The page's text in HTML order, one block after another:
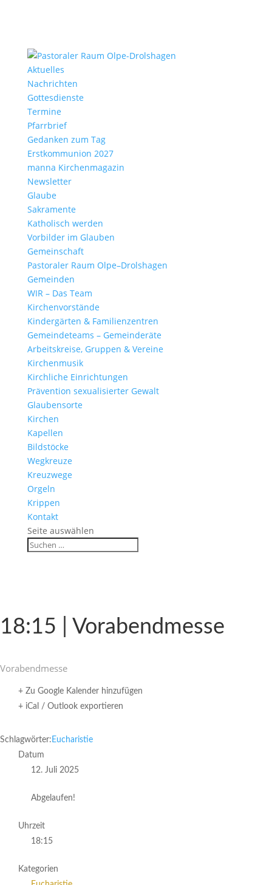
Aktu­elles
Nach­richten
Gottes­dienste
Termine
Pfarr­brief
Gedanken zum Tag
Erst­kom­mu­nion 2027
manna Kirchen­ma­gazin
News­letter
Glaube
Sakra­mente
Katho­lisch werden
Vorbilder im Glauben
Gemein­schaft
Pasto­raler Raum Olpe–Drolshagen
Gemeinden
WIR – Das Team
Kirchen­vor­stände
Kinder­gärten & Familienzentren
Gemein­de­teams – Gemeinderäte
Arbeits­kreise, Gruppen & Vereine
Kirchen­musik
Kirch­liche Einrichtungen
Präven­tion sexua­li­sierter Gewalt
Glau­ben­s­orte
Kirchen
Kapellen
Bild­stöcke
Wegkreuze
Kreuz­wege
Orgeln
Krippen
Kontakt
Seite auswählen
18:15 | Vorabendmesse
Vorabend­messe
+ Zu Google Kalender hinzufügen
+ iCal / Outlook exportieren
Schlagwörter: Eucharistie
Datum
12. Juli 2025
Abgelaufen!
Uhrzeit
18:15
Kategorien